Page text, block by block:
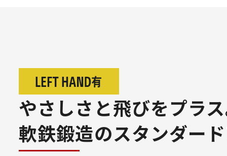
やさしさと飛びをプラス
軟鉄鍛造のスタンダード